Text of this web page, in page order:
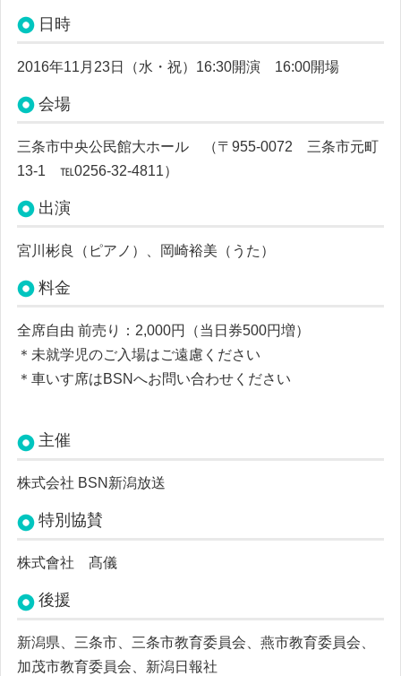
日時
2016年11月23日（水・祝）16:30開演 16:00開場
会場
三条市中央公民館大ホール （〒955-0072 三条市元町
13-1 ℡0256-32-4811）
出演
宮川彬良（ピアノ）、岡崎裕美（うた）
料金
全席自由 前売り：2,000円（当日券500円増）
＊未就学児のご入場はご遠慮ください
＊車いす席はBSNへお問い合わせください
主催
株式会社 BSN新潟放送
特別協賛
株式會社 髙儀
後援
新潟県、 三条市、 三条市教育委員会、 燕市教育委員会、
加茂市教育委員会、 新潟日報社